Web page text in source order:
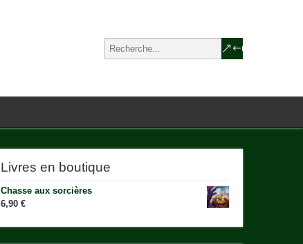
Livres en boutique
Chasse aux sorcières
6,90 €